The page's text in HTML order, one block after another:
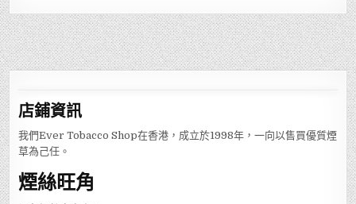
店鋪資訊
我們Ever Tobacco Shop在香港，成立於1998年，一向以售買優質煙
草為己任。
煙絲旺角